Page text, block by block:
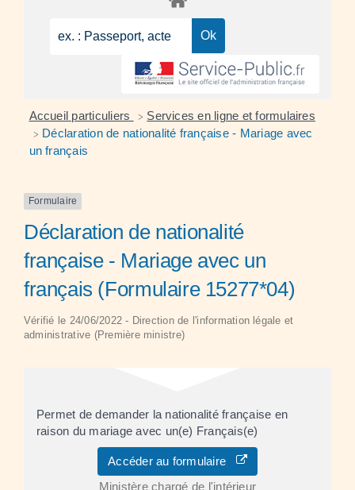
Accueil particuliers > Services en ligne et formulaires
> Déclaration de nationalité française - Mariage avec
un français
Formulaire
Déclaration de nationalité
française - Mariage avec un
français (Formulaire 15277*04)
Vérifié le 24/06/2022 - Direction de l'information légale et
administrative (Première ministre)
Permet de demander la nationalité française en
raison du mariage avec un(e) Français(e)
Accéder au formulaire
Ministère chargé de l'intérieur